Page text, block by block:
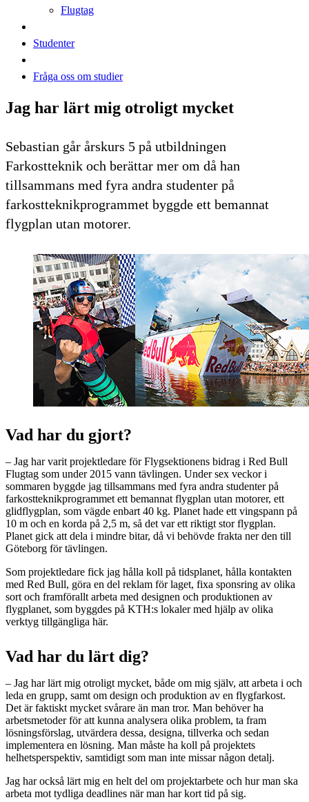
Flugtag
Studenter
Fråga oss om studier
Jag har lärt mig otroligt mycket
Sebastian går årskurs 5 på utbildningen
Farkostteknik och berättar mer om då han
tillsammans med fyra andra studenter på
farkostteknikprogrammet byggde ett bemannat
flygplan utan motorer.
Vad har du gjort?
– Jag har varit projektledare för Flygsektionens bidrag i Red Bull
Flugtag som under 2015 vann tävlingen. Under sex veckor i
sommaren byggde jag tillsammans med fyra andra studenter på
farkostteknikprogrammet ett bemannat flygplan utan motorer, ett
glidflygplan, som vägde enbart 40 kg. Planet hade ett vingspann på
10 m och en korda på 2,5 m, så det var ett riktigt stor flygplan.
Planet gick att dela i mindre bitar, då vi behövde frakta ner den till
Göteborg för tävlingen.
Som projektledare fick jag hålla koll på tidsplanet, hålla kontakten
med Red Bull, göra en del reklam för laget, fixa sponsring av olika
sort och framförallt arbeta med designen och produktionen av
flygplanet, som byggdes på KTH:s lokaler med hjälp av olika
verktyg tillgängliga här.
Vad har du lärt dig?
– Jag har lärt mig otroligt mycket, både om mig själv, att arbeta i och
leda en grupp, samt om design och produktion av en flygfarkost.
Det är faktiskt mycket svårare än man tror. Man behöver ha
arbetsmetoder för att kunna analysera olika problem, ta fram
lösningsförslag, utvärdera dessa, designa, tillverka och sedan
implementera en lösning. Man måste ha koll på projektets
helhetsperspektiv, samtidigt som man inte missar någon detalj.
Jag har också lärt mig en helt del om projektarbete och hur man ska
arbeta mot tydliga deadlines när man har kort tid på sig.